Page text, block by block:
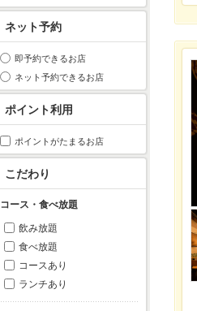
月 火 水 木 金 土
日
5
12
14 15 16
19
20 21 22 23 24
25
26
27 28 29
ネット予約
即予約できるお店
ネット予約できるお店
ポイント利用
ポイントがたまるお店
こだわり
コース・食べ放題
飲み放題
食べ放題
コースあり
ランチあり